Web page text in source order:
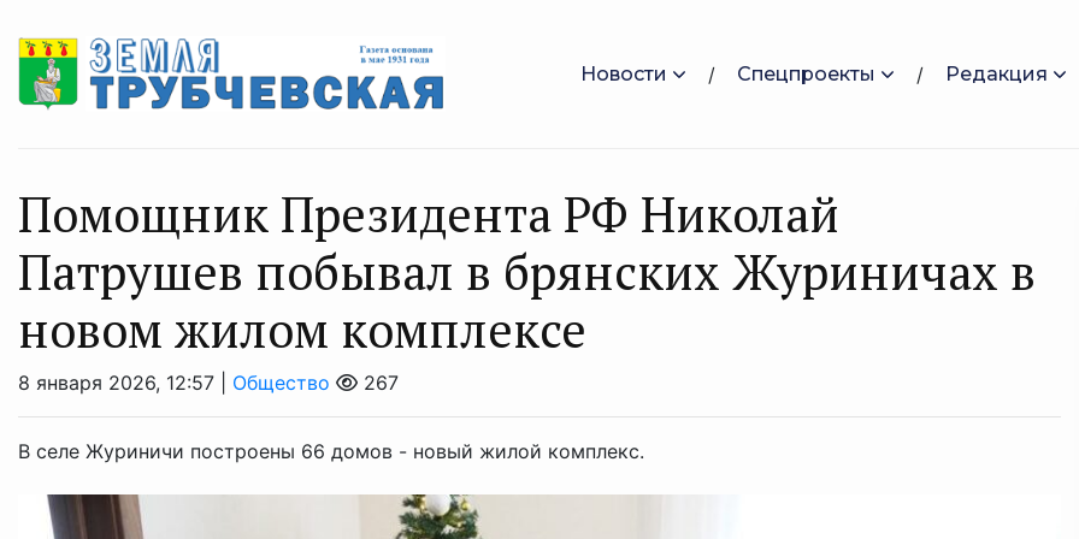
Новости Спецпроекты Редакция
Помощник Президента РФ Николай
Патрушев побывал в брянских Журиничах в
новом жилом комплексе
8 января 2026, 12:57 | Общество 267
В селе Журиничи построены 66 домов - новый жилой комплекс.